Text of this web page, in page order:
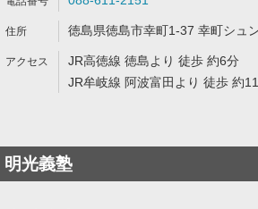
徳島県徳島市幸町1-37 幸町シュ
JR高徳線 徳島より 徒歩 約6分
JR牟岐線 阿波富田より 徒歩 約
明光義塾